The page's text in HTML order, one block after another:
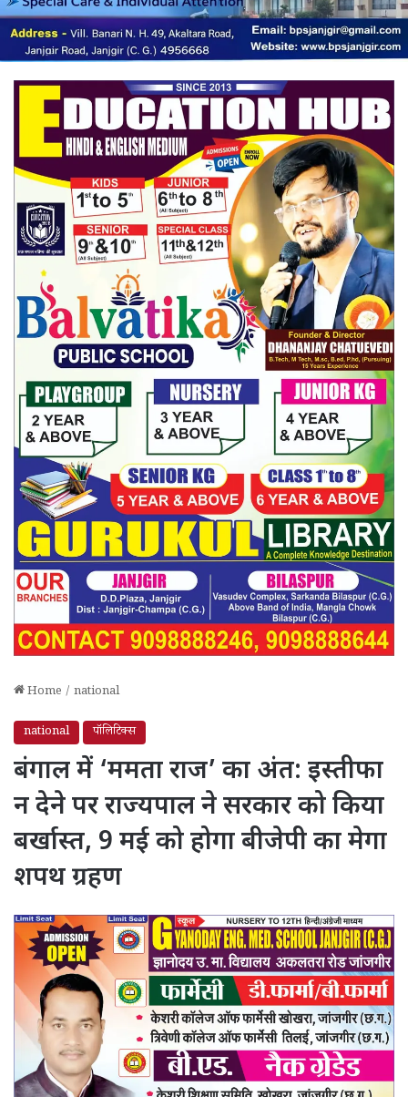
Home / national
national पॉलिटिक्स
बंगाल में ‘ममता राज’ का अंत: इस्तीफा
न देने पर राज्यपाल ने सरकार को किया
बर्खास्त, 9 मई को होगा बीजेपी का मेगा
शपथ ग्रहण